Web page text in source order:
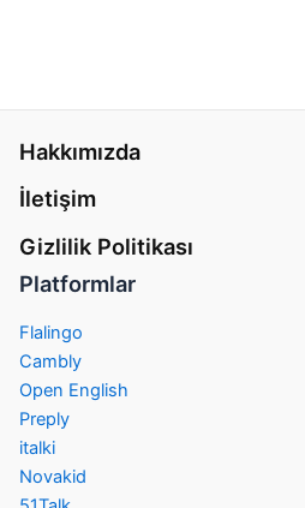
Hakkımızda
İletişim
Gizlilik Politikası
Platformlar
Flalingo
Cambly
Open English
Preply
italki
Novakid